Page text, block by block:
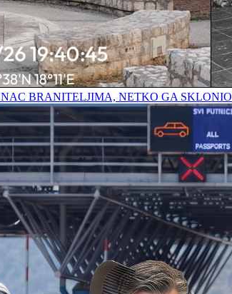
BRANITELJIMA, NETKO GA SKLONIO